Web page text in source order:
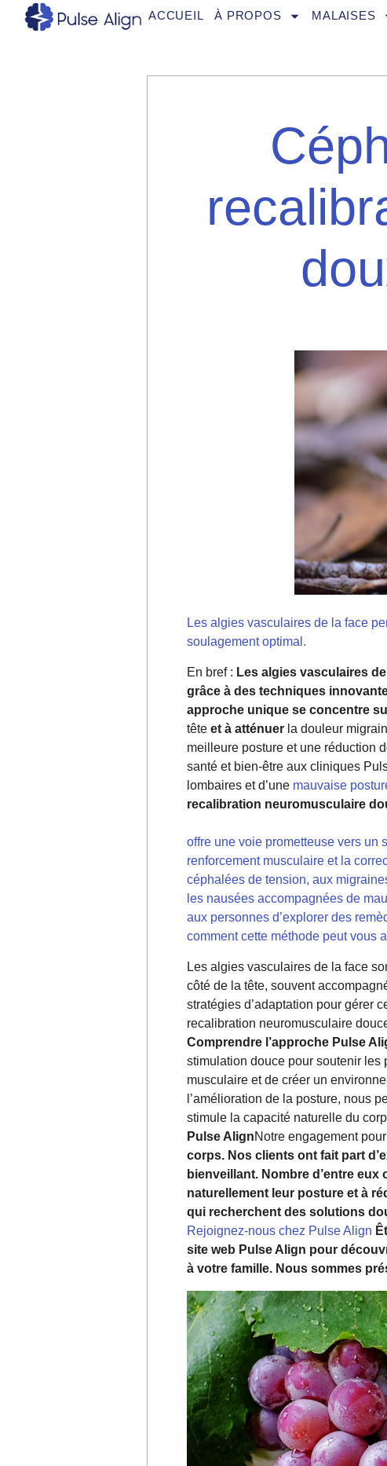
ACCUEIL À PROPOS MALAISES
Les algies vasculaires de la face
soulagement optimal.
En bref : Les algies vasculaires
grâce à des techniques
approche unique se concentre
tête et à atténuer la douleur
meilleure posture et une réduction
santé et bien-être aux cliniques
lombaires et d’une mauvaise
recalibration neuromusculaire
offre une voie prometteuse vers un
renforcement musculaire et la
céphalées de tension, aux
les nausées accompagnées de
aux personnes d’explorer des
comment cette méthode peut vous
Les algies vasculaires de la face
côté de la tête, souvent
stratégies d’adaptation pour gérer
recalibration neuromusculaire
Comprendre l’approche Pulse
stimulation douce pour soutenir les
musculaire et de créer un
l’amélioration de la posture, nous
stimule la capacité naturelle du
Pulse AlignNotre engagement
corps. Nos clients ont fait part
bienveillant. Nombre d’entre
naturellement leur posture et à
qui recherchent des solutions
Rejoignez-nous chez Pulse Align
site web Pulse Align pour
à votre famille. Nous sommes